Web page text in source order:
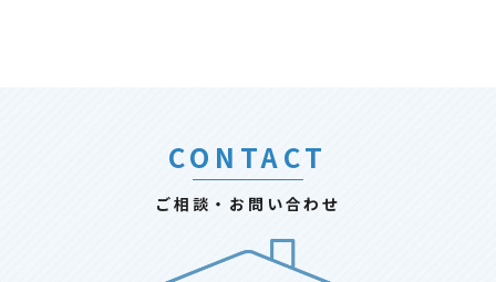
CONTACT
ご相談・お問い合わせ